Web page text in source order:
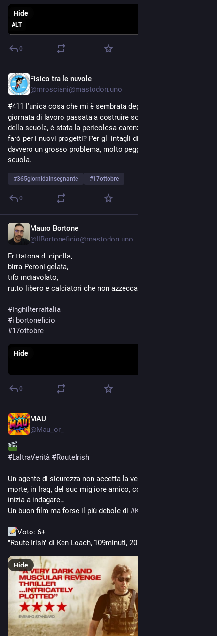
ALT
Hide
0
Fisico tra le nuvole
@mrosciani@mastodon.uno
#411 l'unica cosa che mi è sembrata degna di nota, dopo una
giornata di lavoro passata a costruire soluzioni per problemi
della scuola, è stata la pericolosa carenza di legno. Come
farò per i nuovi progetti? Per gli intagli di Natale? Mi sembra
davvero un grosso problema, molto peggiore dei casini della
scuola.
#365giornidainsegnante #17ottobre
0
Mauro Bortone
@IlBortoneficio@mastodon.uno
Frittatona di cipolla,
birra Peroni gelata,
tifo indiavolato,
rutto libero e calciatori che non azzeccano una nota dell'inno
#InghilterraItalia
#ilbortoneficio
#17ottobre
Hide
0
MAU
@Mau_or_
#LaltraVerità #RouteIrish
Un agente di sicurezza non accetta la versione ufficiale sulla
morte, in Iraq, del suo migliore amico, contractor come lui, e
inizia a indagare…
Un buon film ma forse il più debole di #KenLoach
Voto: 6+
"Route Irish" di Ken Loach, 109minuti, 2010.
Hide